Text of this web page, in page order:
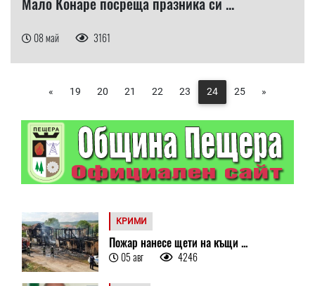
08 май 3161
« 19 20 21 22 23 24 25 »
КРИМИ
Пожар нанесе щети на къщи ...
05 авг 4246